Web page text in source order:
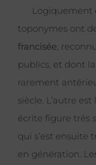
Logiquement
toponymes ont
francisée,
publics, et dont
rarement
siècle. L’autre est
écrite figure très
qui s’est ensuite
en génération.